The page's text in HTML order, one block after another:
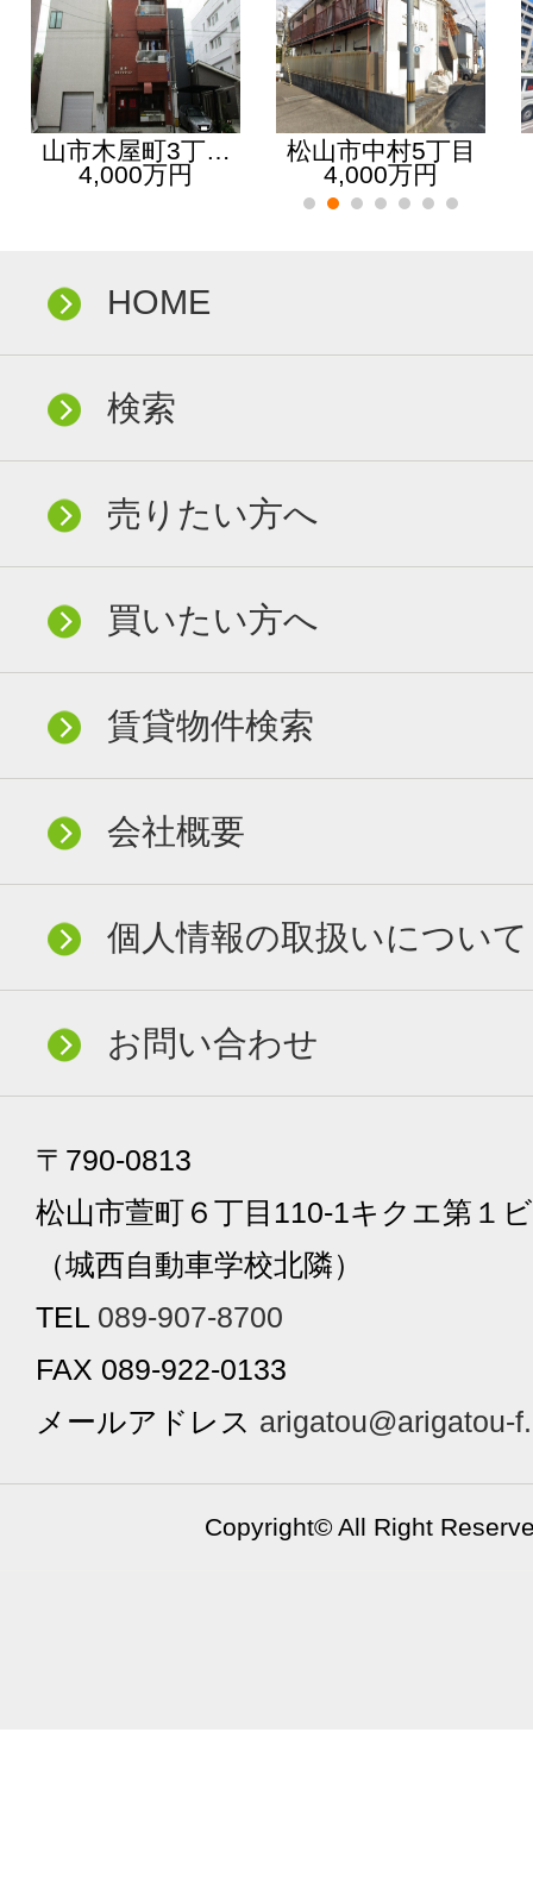
山市木屋町3丁…
4,000万円
松山市中村5丁目
4,000万円
HOME
検索
売りたい方へ
買いたい方へ
賃貸物件検索
会社概要
個人情報の取扱いについて
お問い合わせ
〒790-0813
松山市萱町６丁目110-1キクエ第１
（城西自動車学校北隣）
TEL 089-907-8700
FAX 089-922-0133
メールアドレス arigatou@arigatou-
Copyright© All Right